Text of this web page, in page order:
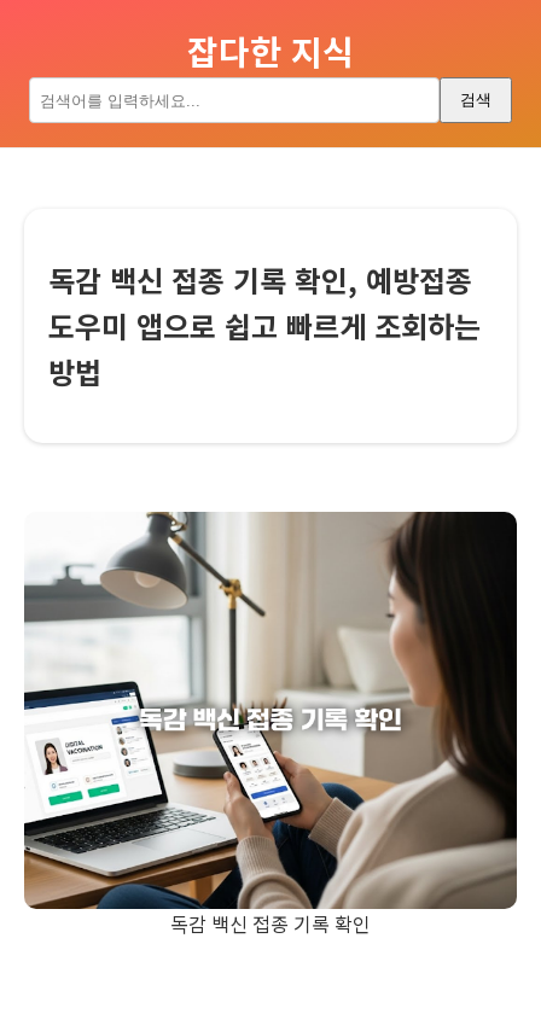
잡다한 지식
검색
독감 백신 접종 기록 확인, 예방접종
도우미 앱으로 쉽고 빠르게 조회하는
방법
독감 백신 접종 기록 확인